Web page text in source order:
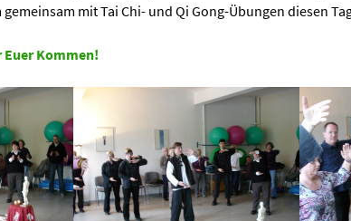
mit Tai Chi- und Qi Gong-Übungen diesen
Euer Kommen!